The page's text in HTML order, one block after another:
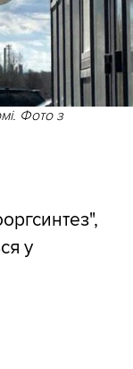
Фото з
у